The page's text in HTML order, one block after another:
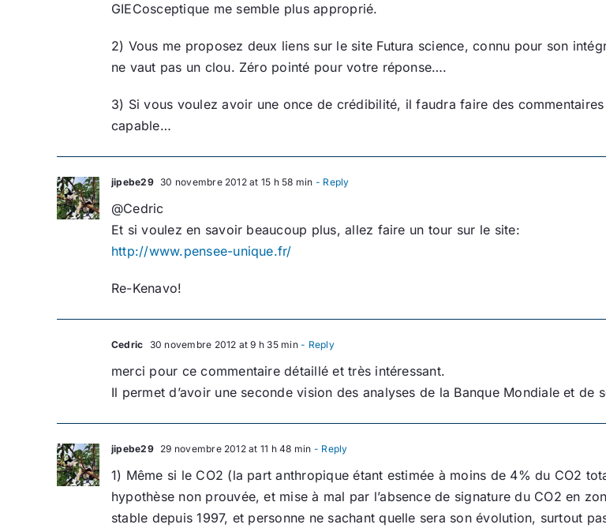
GIECosceptique me semble plus approprié.
2) Vous me proposez deux liens sur le site Futura science, connu pour son
ne vaut pas un clou. Zéro pointé pour votre réponse….
3) Si vous voulez avoir une once de crédibilité, il faudra faire des
capable…
jipebe29 30 novembre 2012 at 15 h 58 min - Reply
@Cedric
Et si voulez en savoir beaucoup plus, allez faire un tour sur le site:
http://www.pensee-unique.fr/
Re-Kenavo!
Cedric 30 novembre 2012 at 9 h 35 min- Reply
merci pour ce commentaire détaillé et très intéressant.
Il permet d’avoir une seconde vision des analyses de la Banque Mondiale et de
jipebe29 29 novembre 2012 at 11 h 48 min - Reply
1) Même si le CO2 (la part anthropique étant estimée à moins de 4% du CO2
hypothèse non prouvée, et mise à mal par l’absence de signature du CO2 en
stable depuis 1997, et personne ne sachant quelle sera son évolution, surtout